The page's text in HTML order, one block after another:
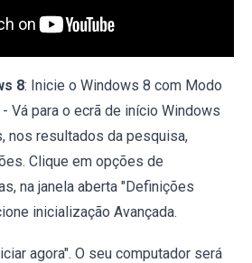
8: Inicie o Windows 8 com Modo
Vá para o ecrã de início Windows
nos resultados da pesquisa,
Clique em opções de
na janela aberta "Definições
inicialização Avançada.
agora". O seu computador será